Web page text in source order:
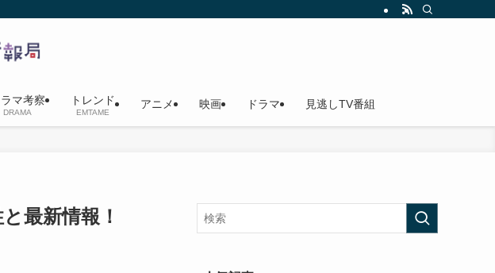
ラマ考察
DRAMA
トレンド
EMTAME
アニメ 映画 ドラマ 見逃しTV番組
最新情報！